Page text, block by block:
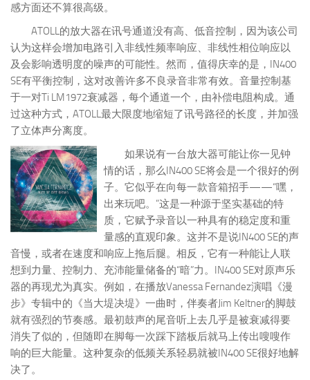
感方面还不算很高级。
ATOLL的放大器在讯号通道没有高、低音控制，因为该公司
认为这样会增加电路引入非线性频率响应、非线性相位响应以
及会影响透明度的噪声的可能性。然而，值得庆幸的是，IN400
SE有平衡控制，这对改善许多不良录音非常有效。音量控制基
于一对Ti LM1972衰减器，每个通道一个，由补偿电阻构成。通
过这种方式，ATOLL最大限度地缩短了讯号路径的长度，并加强
了立体声分离度。
如果说有一台放大器可能让你一见钟
情的话，那么IN400 SE将会是一个很好的例
子。它似乎在向每一款音箱招手——“嘿，
出来玩吧。”这是一种源于坚实基础的特
质，它赋予录音以一种具有的稳定度和重
量感的直观印象。这并不是说IN400 SE的声
音慢，或者在速度和响应上拖后腿。相反，它有一种能让人联
想到力量、控制力、充沛能量储备的“暗”力。IN400 SE对原声乐
器的再现尤为真实。例如，在播放Vanessa Fernandez演唱《漫
步》专辑中的《当大堤决堤》一曲时，伴奏者Jim Keltner的脚鼓
就有强烈的节奏感。最初鼓声的尾音听上去几乎是被衰减得要
消失了似的，但随即在脚每一次踩下踏板后就马上传出嗖嗖作
响的巨大能量。这种复杂的低频关系轻易就被IN400 SE很好地解
决了。